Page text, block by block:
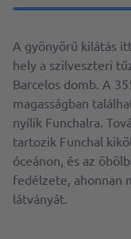
A gyönyörű kilátás
hely a szilveszteri
Barcelos domb. A
magasságban
nyílik Funchalra.
tartozik Funchal
óceánon, és az
fedélzete, ahonnan
látványát.